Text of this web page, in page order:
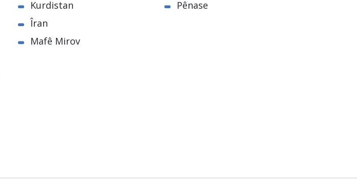
Kurdistan
Îran
Mafê Mirov
Pênase